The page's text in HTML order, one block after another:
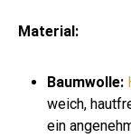
Material:
Baumwolle:
weich,
ein